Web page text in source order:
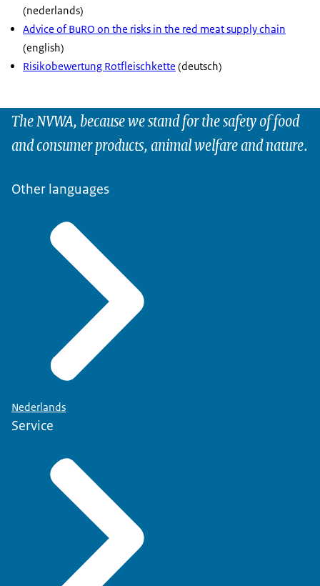
(nederlands)
Advice of BuRO on the risks in the red meat supply chain
(english)
Risikobewertung Rotfleischkette (deutsch)
The NVWA, because we stand for the safety of food
and consumer products, animal welfare and nature.
Other languages
Nederlands
Service